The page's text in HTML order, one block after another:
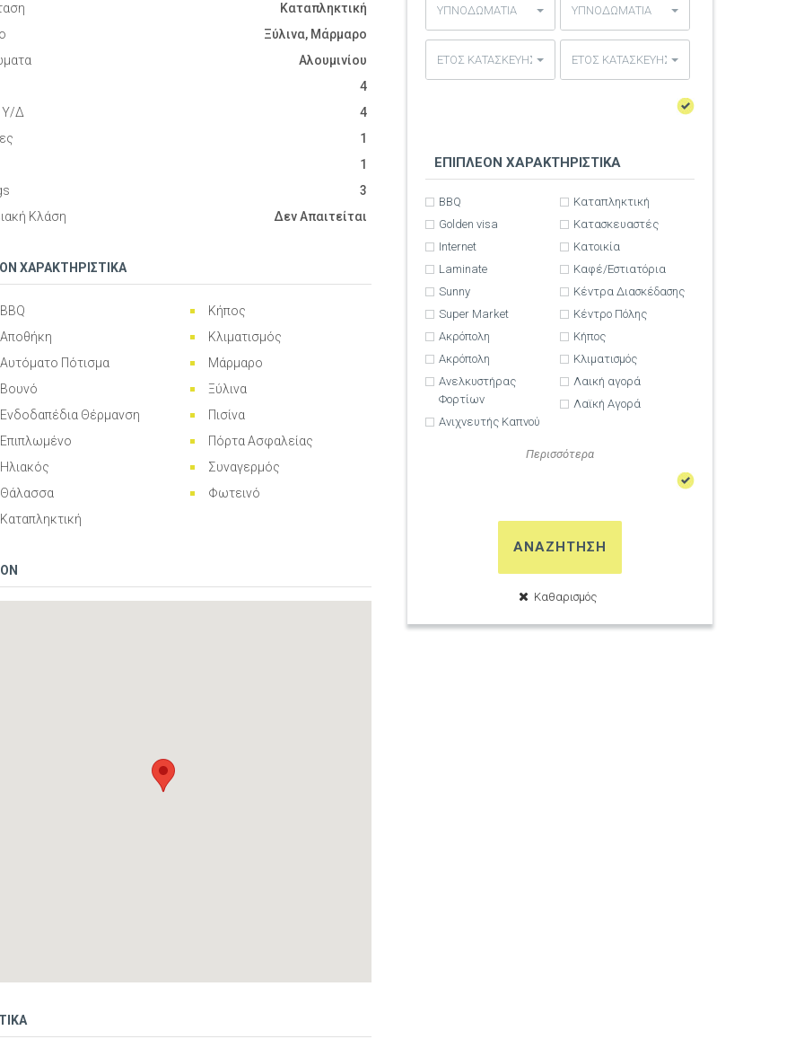
Καταπληκτική
Ξύλινα, Μάρμαρο
Αλουμινίου
4
Υ/Δ
4
1
1
3
Κλάση
Δεν Απαιτείται
ΧΑΡΑΚΤΗΡΙΣΤΙΚΑ
BBQ
Αποθήκη
Αυτόματο Πότισμα
Βουνό
Ενδοδαπέδια Θέρμανση
Επιπλωμένο
Ηλιακός
Θάλασσα
Καταπληκτική
Κήπος
Κλιματισμός
Μάρμαρο
Ξύλινα
Πισίνα
Πόρτα Ασφαλείας
Συναγερμός
Φωτεινό
ΥΠΝΟΔΩΜΑΤΙΑ ΥΠΝΟΔΩΜΑΤΙΑ
ΕΤΟΣ ΚΑΤΑΣΚΕΥΗΣ ΕΤΟΣ ΚΑΤΑΣΚΕΥΗΣ
ΕΠΙΠΛΕΟΝ ΧΑΡΑΚΤΗΡΙΣΤΙΚΑ
BBQ
Golden visa
Internet
Laminate
Sunny
Super Market
Ακρόπολη
Ακρόπολη
Ανελκυστήρας
Φορτίων
Ανιχνευτής Καπνού
Καταπληκτική
Κατασκευαστές
Κατοικία
Καφέ/Εστιατόρια
Κέντρα Διασκέδασης
Κέντρο Πόλης
Κήπος
Κλιματισμός
Λαική αγορά
Λαϊκή Αγορά
Περισσότερα
ΑΝΑΖΗΤΗΣΗ